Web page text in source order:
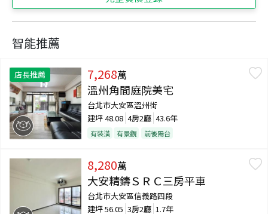
智能推薦
店長推薦 7,268萬
溫州角間庭院美宅
台北市大安區溫州街
建坪48.08 4房2廳 43.6年
有裝潢 有景觀 前後陽台
8,280萬
大安精鑄ＳＲＣ三房平車
台北市大安區信義路四段
建坪56.05 3房2廳 1.7年